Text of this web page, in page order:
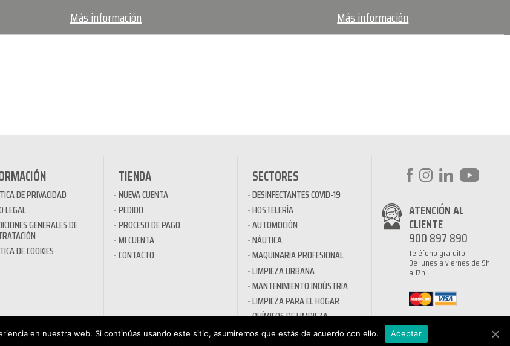
Más información Más información
DE PRIVACIDAD
LEGAL
GENERALES DE
DE COOKIES
TIENDA
NUEVA CUENTA
PEDIDO
PROCESO DE PAGO
MI CUENTA
CONTACTO
SECTORES
DESINFECTANTES COVID-19
HOSTELERÍA
AUTOMOCIÓN
NÁUTICA
MAQUINARIA PROFESIONAL
LIMPIEZA URBANA
MANTENIMIENTO INDÚSTRIA
LIMPIEZA PARA EL HOGAR
QUÍMICOS DE LIMPIEZA
ECOLÓGICOS
ATENCIÓN AL
CLIENTE
900 897 890
Teléfono gratuito
De lunes a viernes de 9h
a 17h
en nuestra web. Si continúas usando este sitio, asumiremos que estás de acuerdo con ello. Aceptar